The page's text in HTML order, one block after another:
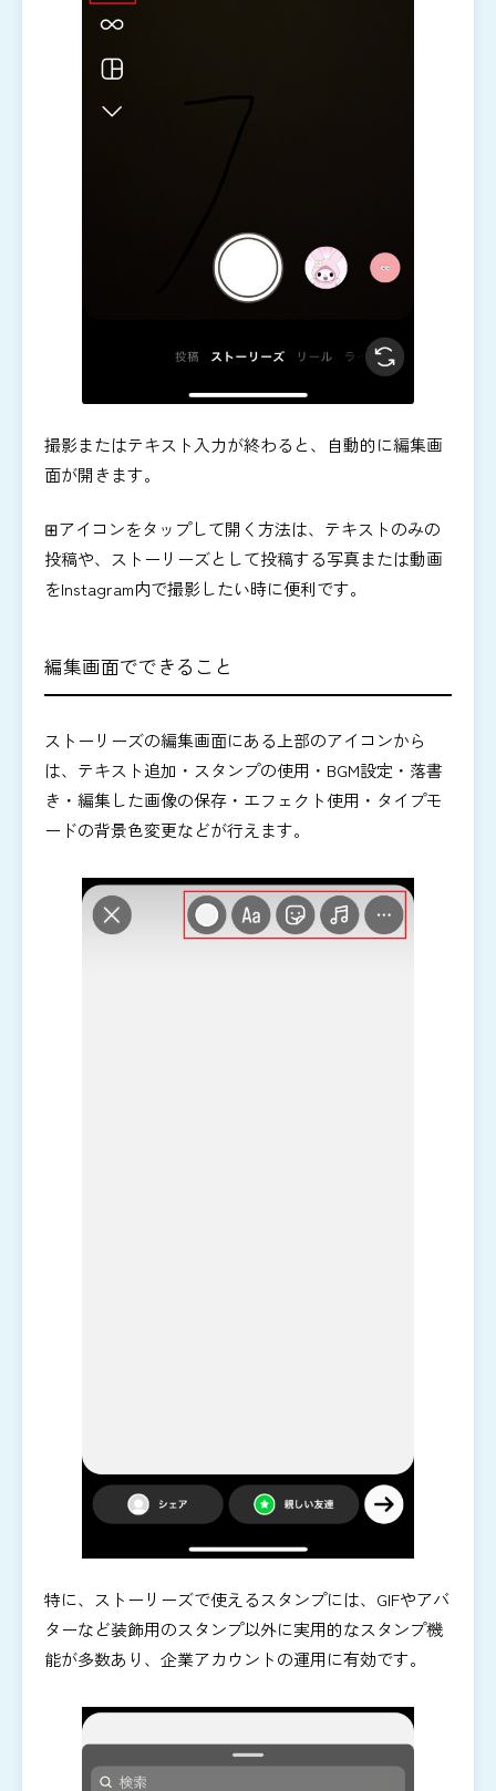
撮影またはテキスト入力が終わると、自動的に編集画
面が開きます。
⊞アイコンをタップして開く方法は、テキストのみの
投稿や、ストーリーズとして投稿する写真または動画
をInstagram内で撮影したい時に便利です。
編集画面でできること
ストーリーズの編集画面にある上部のアイコンから
は、テキスト追加・スタンプの使用・BGM設定・落書
き・編集した画像の保存・エフェクト使用・タイプモ
ードの背景色変更などが行えます。
特に、ストーリーズで使えるスタンプには、GIFやアバ
ターなど装飾用のスタンプ以外に実用的なスタンプ機
能が多数あり、企業アカウントの運用に有効です。